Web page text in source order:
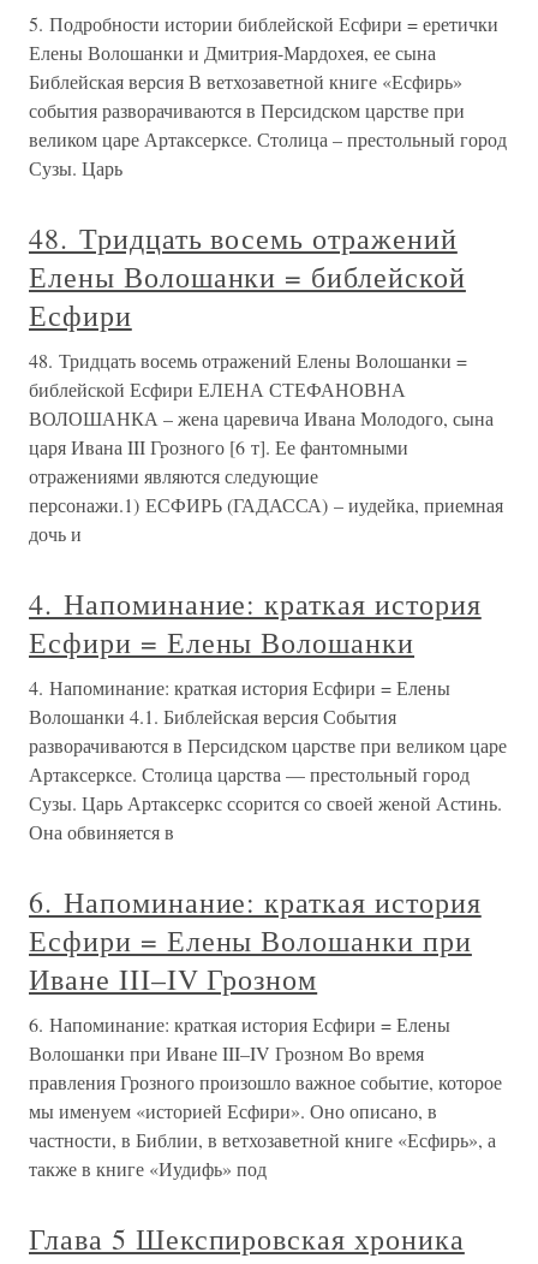
5. Подробности истории библейской Есфири = еретички
Елены Волошанки и Дмитрия-Мардохея, ее сына
Библейская версия В ветхозаветной книге «Есфирь»
события разворачиваются в Персидском царстве при
великом царе Артаксерксе. Столица – престольный город
Сузы. Царь
48. Тридцать восемь отражений
Елены Волошанки = библейской
Есфири
48. Тридцать восемь отражений Елены Волошанки =
библейской Есфири ЕЛЕНА СТЕФАНОВНА
ВОЛОШАНКА – жена царевича Ивана Молодого, сына
царя Ивана III Грозного [6 т]. Ее фантомными
отражениями являются следующие
персонажи.1) ЕСФИРЬ (ГАДАССА) – иудейка, приемная
дочь и
4. Напоминание: краткая история
Есфири = Елены Волошанки
4. Напоминание: краткая история Есфири = Елены
Волошанки 4.1. Библейская версия События
разворачиваются в Персидском царстве при великом царе
Артаксерксе. Столица царства — престольный город
Сузы. Царь Артаксеркс ссорится со своей женой Астинь.
Она обвиняется в
6. Напоминание: краткая история
Есфири = Елены Волошанки при
Иване III–IV Грозном
6. Напоминание: краткая история Есфири = Елены
Волошанки при Иване III–IV Грозном Во время
правления Грозного произошло важное событие, которое
мы именуем «историей Есфири». Оно описано, в
частности, в Библии, в ветхозаветной книге «Есфирь», а
также в книге «Иудифь» под
Глава 5 Шекспировская хроника